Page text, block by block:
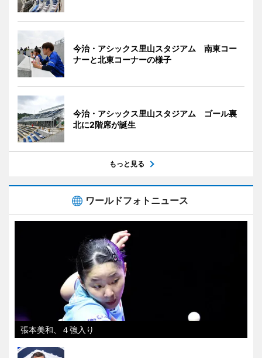
今治・アシックス里山スタジアム 南東コー
ナーと北東コーナーの様子
今治・アシックス里山スタジアム ゴール裏
北に2階席が誕生
もっと見る
ワールドフォトニュース
張本美和、４強入り